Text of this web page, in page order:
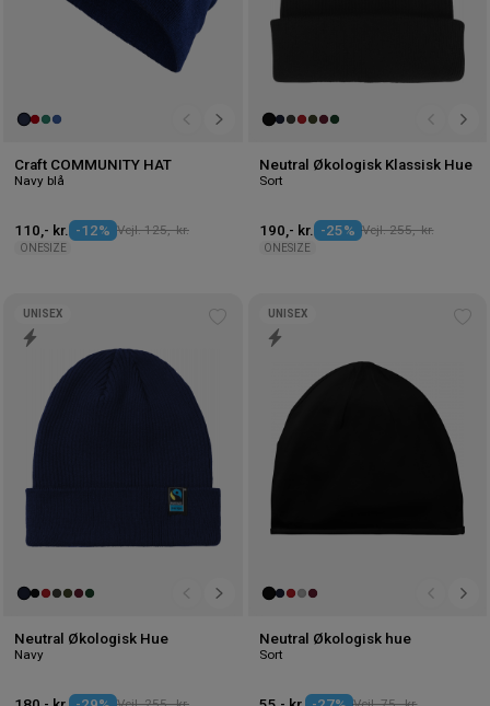
Craft COMMUNITY HAT
Navy blå
110,- kr. -12% Vejl. 125,- kr.
ONESIZE
Neutral Økologisk Klassisk Hue
Sort
190,- kr. -25% Vejl. 255,- kr.
ONESIZE
UNISEX
Neutral Økologisk Hue
Navy
UNISEX
Neutral Økologisk hue
Sort